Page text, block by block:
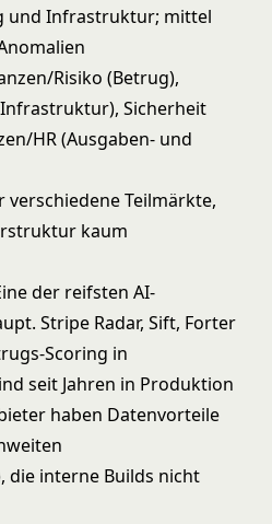
und Infrastruktur; mittel
Risiko (Betrug),
Sicherheit
HR (Ausgaben- und
verschiedene Teilmärkte,
kaum
der reifsten AI-
Stripe Radar, Sift, Forter
Scoring in
seit Jahren in Produktion
haben Datenvorteile
die interne Builds nicht